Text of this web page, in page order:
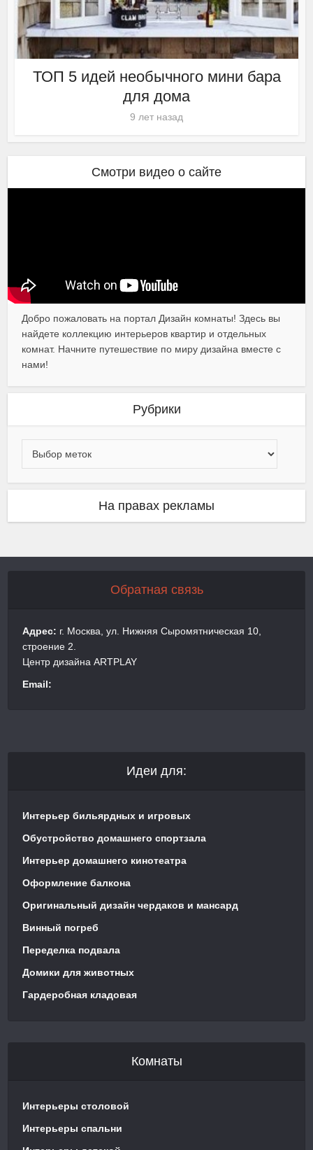
ТОП 5 идей необычного мини бара
для дома
9 лет назад
Смотри видео о сайте
Добро пожаловать на портал Дизайн комнаты! Здесь вы
найдете коллекцию интерьеров квартир и отдельных
комнат. Начните путешествие по миру дизайна вместе с
нами!
Рубрики
На правах рекламы
Обратная связь
Адрес: г. Москва, ул. Нижняя Сыромятническая 10,
строение 2.
Центр дизайна ARTPLAY
Email:
Идеи для:
Интерьер бильярдных и игровых
Обустройство домашнего спортзала
Интерьер домашнего кинотеатра
Оформление балкона
Оригинальный дизайн чердаков и мансард
Винный погреб
Переделка подвала
Домики для животных
Гардеробная кладовая
Комнаты
Интерьеры столовой
Интерьеры спальни